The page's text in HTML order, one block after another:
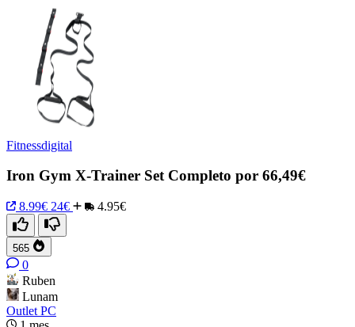
Fitnessdigital
Iron Gym X-Trainer Set Completo por 66,49€
8.99€ 24€ 4.95€
565
0
Ruben
Lunam
Outlet PC